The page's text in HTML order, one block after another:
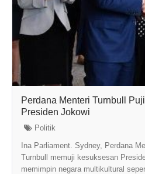
Perdana Menteri Turnbull
Presiden Jokowi
Politik
Ina Parliament. Sydney, Perdana
Turnbull memuji kesuksesan
memimpin negara multikultural